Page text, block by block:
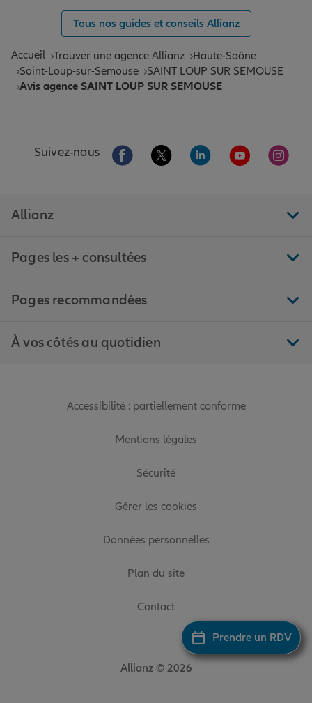
Prendre un RDV
Tous nos guides et conseils Allianz
Accueil Trouver une agence Allianz
Haute-Saône
Saint-Loup-sur-Semouse
SAINT LOUP SUR SEMOUSE
Avis agence SAINT LOUP SUR SEMOUSE
Suivez-nous Aller sur la page Facebook de Allianz
Aller sur la page Twitter de
Aller sur la page
Aller sur la
Aller
Allianz
Pages les + consultées
Pages recommandées
À vos côtés au quotidien
Accessibilité : partiellement conforme
Mentions légales
Sécurité
Gérer les cookies
Données personnelles
Plan du site
Contact
Allianz © 2026